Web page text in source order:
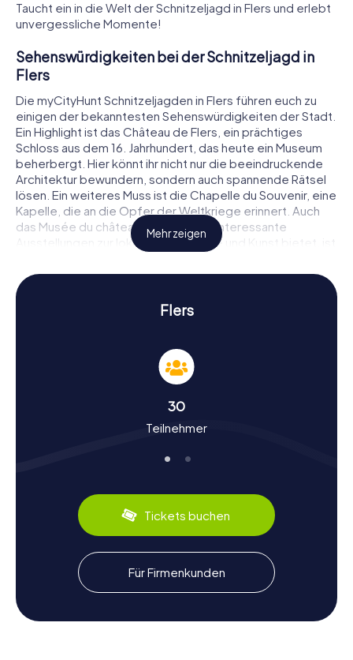
Taucht ein in die Welt der Schnitzeljagd in Flers und erlebt
unvergessliche Momente!
Sehenswürdigkeiten bei der Schnitzeljagd in
Flers
Die myCityHunt Schnitzeljagden in Flers führen euch zu
einigen der bekanntesten Sehenswürdigkeiten der Stadt.
Ein Highlight ist das Château de Flers, ein prächtiges
Schloss aus dem 16. Jahrhundert, das heute ein Museum
beherbergt. Hier könnt ihr nicht nur die beeindruckende
Architektur bewundern, sondern auch spannende Rätsel
lösen. Ein weiteres Muss ist die Chapelle du Souvenir, eine
Kapelle, die an die Opfer der Weltkriege erinnert. Auch
das Musée du château de Flers, das interessante
Ausstellungen zur lokalen Geschichte und Kunst bietet, ist
mehr über die Geschichte und Bedeutung dieser Orte,
während ihr gleichzeitig euer Wissen auf die Probe stellt.
Während der myCityHunt Schnitzeljagden in Flers taucht
ihr tief in die Geschichte und Kultur der Stadt ein. Flers
die bis ins 12. Jahrhundert reicht. Ursprünglich ein kleines
mittelalterliches Dorf, entwickelte sich Flers durch die
der Normandie. Wusstet ihr, dass Flers während der
das Château de Flers zeitweise von königstreuen
Chouans besetzt war? Oder dass die Stadt im Zweiten
Weltkrieg stark bombardiert und später wieder
aufgebaut wurde? Diese und viele weitere interessante
Fakten erfahrt ihr bei einer Schnitzeljagd in Flers. Und
natürlich kommt auch der Genuss nicht zu kurz: Probiert
unbedingt lokale Spezialitäten wie den berühmten
Camembert oder die köstlichen Apfelprodukte der
Region.
Mehr zeigen
Flers
30
Teilnehmer
Tickets buchen
Für Firmenkunden